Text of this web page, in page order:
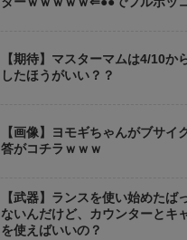
【期待】マスターマムは4/10か
したほうがいい？？
【画像】ヨモギちゃんがブサイ
答がコチラｗｗｗ
【武器】ランスを使い始めたば
ないんだけど、カウンターとキ
を使えばいいの？